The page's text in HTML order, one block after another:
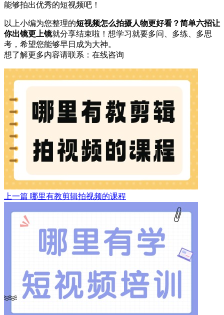
能够拍出优秀的短视频吧！
以上小编为您整理的短视频怎么拍摄人物更好看？简单六招让
你出镜更上镜就分享结束啦！想学习就要多问、多练、多思
考，希望您能够早日成为大神。
想了解更多内容请联系： 在线咨询
上一篇 哪里有教剪辑拍视频的课程